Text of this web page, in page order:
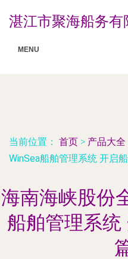
湛江市聚海船务有
MENU
当前位置： 首页 > 产品大全
WinSea船舶管理系统 开启
海南海峡股份
船舶管理系